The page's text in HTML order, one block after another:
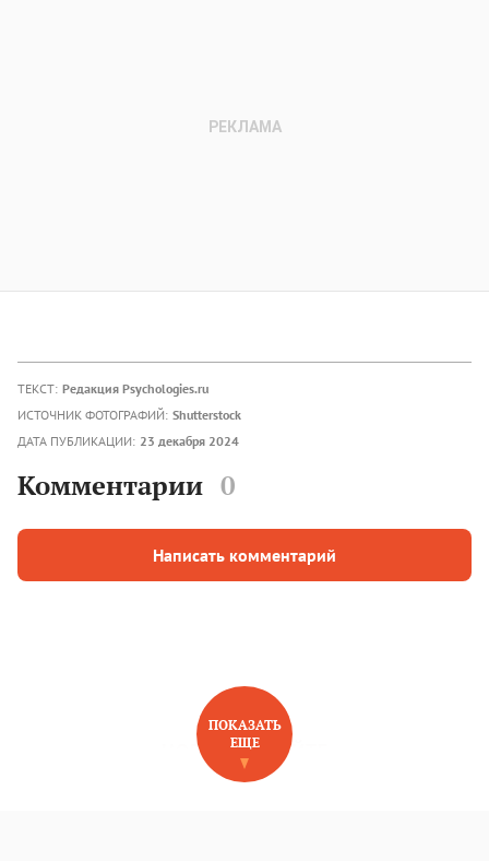
ТЕКСТ: Редакция Psychologies.ru
ИСТОЧНИК ФОТОГРАФИЙ: Shutterstock
ДАТА ПУБЛИКАЦИИ: 23 декабря 2024
Комментарии 0
Написать комментарий
НОВОЕ НА САЙТЕ
ПОКАЗАТЬ
ЕЩЕ